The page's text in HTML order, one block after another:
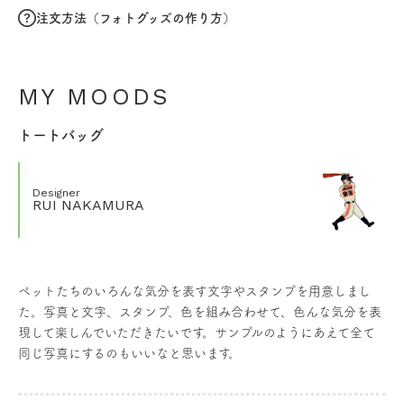
MY MOODS
トートバッグ
Designer
RUI NAKAMURA
注文方法（フォトグッズの作り方）
ペットたちのいろんな気分を表す文字やスタンプを用意しまし
た。写真と文字、スタンプ、色を組み合わせて、色んな気分を表
現して楽しんでいただきたいです。サンプルのようにあえて全て
同じ写真にするのもいいなと思います。